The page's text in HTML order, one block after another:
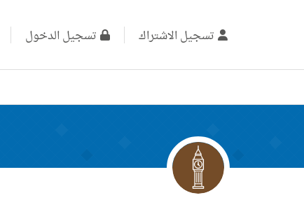
تسجيل الاشتراك تسجيل الدخول